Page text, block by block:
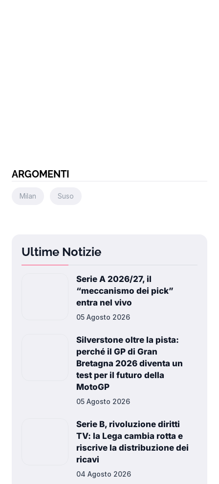
ARGOMENTI
Milan Suso
Ultime Notizie
Serie A 2026/27, il
“meccanismo dei pick”
entra nel vivo
05 Agosto 2026
Silverstone oltre la pista:
perché il GP di Gran
Bretagna 2026 diventa un
test per il futuro della
MotoGP
05 Agosto 2026
Serie B, rivoluzione diritti
TV: la Lega cambia rotta e
riscrive la distribuzione dei
ricavi
04 Agosto 2026